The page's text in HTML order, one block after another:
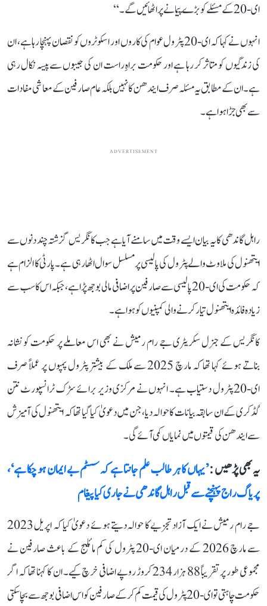
ای-20 کے مسئلے کو بڑے پیمانے پر اٹھائیں گے۔‘‘
انہوں نے کہا کہ ای-20 پٹرول عوام کی کاروں اور اسکوٹروں کو نقصان پہنچا رہا ہے، ان
کی زندگیوں کو متاثر کر رہا ہے اور حکومت براہِ راست ان کی جیبوں سے پیسہ نکال رہی
ہے۔ ان کے مطابق یہ مسئلہ صرف ایندھن کا نہیں بلکہ عام صارفین کے معاشی مفادات
سے بھی جڑا ہوا ہے۔
ADVERTISEMENT
راہل گاندھی کا یہ بیان ایسے وقت میں سامنے آیا ہے جب کانگریس گزشتہ چند دنوں سے
ایتھنول کی ملاوٹ والے پٹرول کی پالیسی پر مسلسل سوال اٹھا رہی ہے۔ پارٹی کا الزام ہے
کہ حکومت کی ای-20 پالیسی سے صارفین پر اضافی مالی بوجھ پڑا ہے، جبکہ اس کا سب سے
زیادہ فائدہ ایتھنول تیار کرنے والی کمپنیوں کو ہوا ہے۔
کانگریس کے جنرل سکریٹری جے رام رمیش نے بھی اس معاملے پر حکومت کو نشانہ
بناتے ہوئے کہا تھا کہ مارچ 2025 سے ملک کے بیشتر پٹرول پمپوں پر عملاً صرف
ای-20 پٹرول دستیاب ہے۔ انہوں نے مرکزی وزیر برائے سڑک ٹرانسپورٹ نتن
گڈکری کے ان سابقہ بیانات کا حوالہ دیا، جن میں دعویٰ کیا گیا تھا کہ ایتھنول کی آمیزش
سے ایندھن کی قیمتوں میں نمایاں کمی آئے گی۔
یہ بھی پڑھیں :’یہاں کا ہر طالب علم جانتا ہے کہ سسٹم بے ایمان ہو چکا ہے‘،
پریاگ راج پہنچنے سے قبل راہل گاندھی نے جاری کیا پیغام
جے رام رمیش نے ایک آزاد تجزیے کا حوالہ دیتے ہوئے دعویٰ کیا کہ اپریل 2023
سے مارچ 2026 کے درمیان ای-20 پٹرول کی کم مائلیج کے باعث صارفین نے
مجموعی طور پر تقریباً 88 ہزار 234 کروڑ روپے اضافی خرچ کیے۔ ان کا کہنا تھا کہ اگر
حکومت چاہتی تو ای-20 پٹرول کی قیمت کم کرکے صارفین کو اس اضافی بوجھ سے بچا سکتی